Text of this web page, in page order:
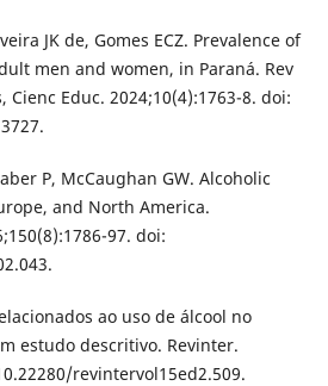
JK de, Gomes ECZ. Prevalence of
men and women, in Paraná. Rev
Educ. 2024;10(4):1763-8. doi:
P, McCaughan GW. Alcoholic
and North America.
97. doi:
ao uso de álcool no
estudo descritivo. Revinter.
revintervol15ed2.509.